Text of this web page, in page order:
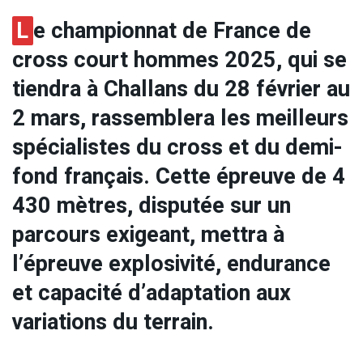
Le championnat de France de
cross court hommes 2025, qui se
tiendra à Challans du 28 février au
2 mars, rassemblera les meilleurs
spécialistes du cross et du demi-
fond français. Cette épreuve de 4
430 mètres, disputée sur un
parcours exigeant, mettra à
l’épreuve explosivité, endurance
et capacité d’adaptation aux
variations du terrain.